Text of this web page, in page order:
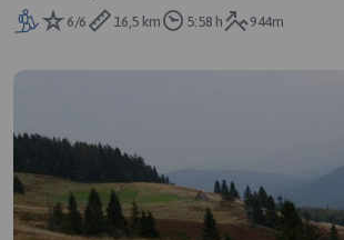
6/6 16,5 km 5:58 h 944m